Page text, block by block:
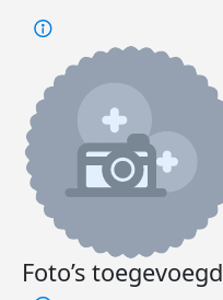
Foto’s toegevoegd